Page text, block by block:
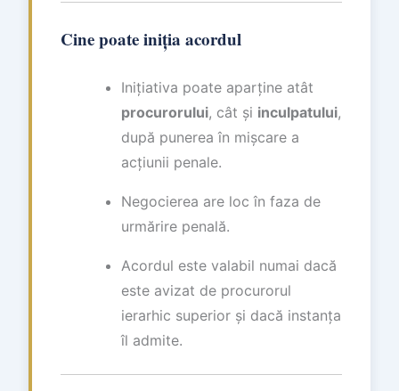
Cine poate iniția acordul
Inițiativa poate aparține atât
procurorului, cât și inculpatului,
după punerea în mișcare a
acțiunii penale.
Negocierea are loc în faza de
urmărire penală.
Acordul este valabil numai dacă
este avizat de procurorul
ierarhic superior și dacă instanța
îl admite.